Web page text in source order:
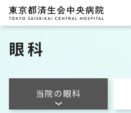
眼科
当院の眼科